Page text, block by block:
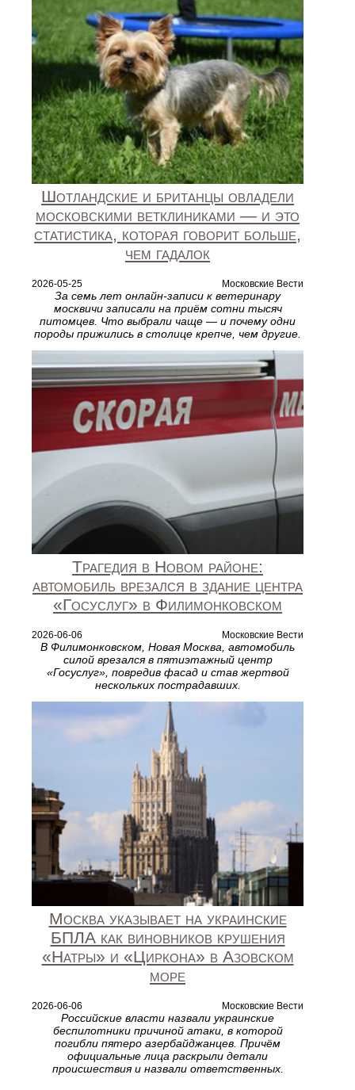
Шотландские и британцы овладели
московскими ветклиниками — и это
статистика, которая говорит больше,
чем гадалок
2026-05-25 Московские Вести
За семь лет онлайн-записи к ветеринару
москвичи записали на приём сотни тысяч
питомцев. Что выбрали чаще — и почему одни
породы прижились в столице крепче, чем другие.
Трагедия в Новом районе:
автомобиль врезался в здание центра
«Госуслуг» в Филимонковском
2026-06-06 Московские Вести
В Филимонковском, Новая Москва, автомобиль
силой врезался в пятиэтажный центр
«Госуслуг», повредив фасад и став жертвой
нескольких пострадавших.
Москва указывает на украинские
БПЛА как виновников крушения
«Натры» и «Циркона» в Азовском
море
2026-06-06 Московские Вести
Российские власти назвали украинские
беспилотники причиной атаки, в которой
погибли пятеро азербайджанцев. Причём
официальные лица раскрыли детали
происшествия и назвали ответственных.